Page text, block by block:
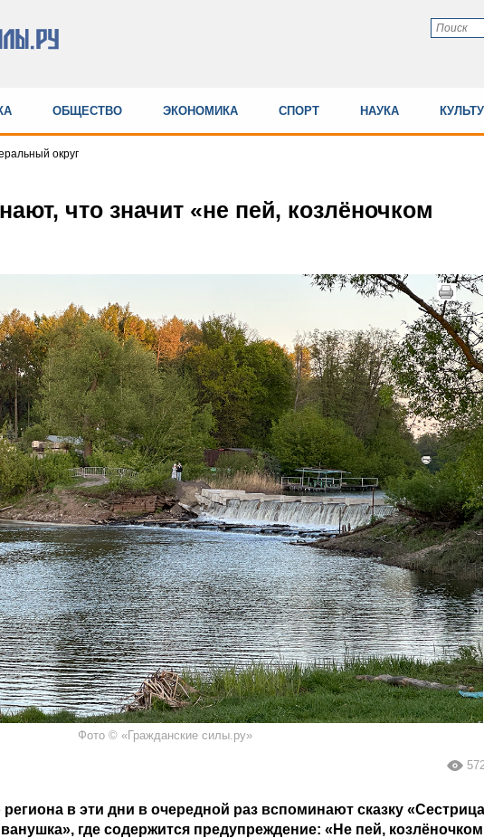
ОБЩЕСТВО ЭКОНОМИКА СПОРТ НАУКА
округ
что значит «не пей, козлёночком
Фото © «Гражданские силы.ру»
в эти дни в очередной раз вспоминают сказку «Сестрица
где содержится предупреждение: «Не пей, козлёночком